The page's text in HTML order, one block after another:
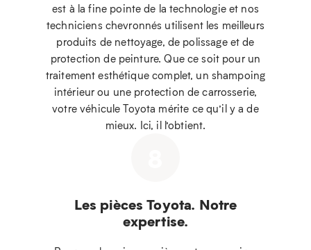
est à la fine pointe de la technologie et nos
techniciens chevronnés utilisent les meilleurs
produits de nettoyage, de polissage et de
protection de peinture. Que ce soit pour un
traitement esthétique complet, un shampoing
intérieur ou une protection de carrosserie,
votre véhicule Toyota mérite ce qu’il y a de
mieux. Ici, il l’obtient.
Les pièces Toyota. Notre
expertise.